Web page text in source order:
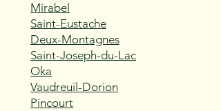
Mirabel
Saint-Eustache
Deux-Montagnes
Saint-Joseph-du-Lac
Oka
Vaudreuil-Dorion
Pincourt